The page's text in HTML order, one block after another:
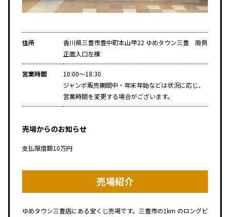
住所
香川県三豊市豊中町本山甲22 ゆめタウン三豊 南側
正面入口左横
営業時間
10:00～18:30
ジャンボ販売期間中・年末年始などは状況に応じ、
営業時間を変更する場合がございます。
売場からのお知らせ
支払限度額10万円
売場紹介
ゆめタウン三豊店にある宝くじ売場です。三豊市の1km のロングビ